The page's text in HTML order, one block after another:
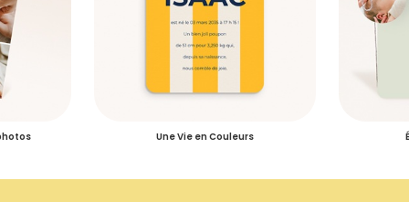
Une Vie en Couleurs